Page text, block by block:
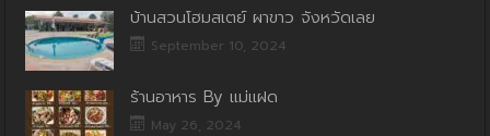
บ้านสวนโฮมสเตย์ ผาขาว จังหวัดเลย
September 10, 2024
ร้านอาหาร By แม่แฝด
May 26, 2024